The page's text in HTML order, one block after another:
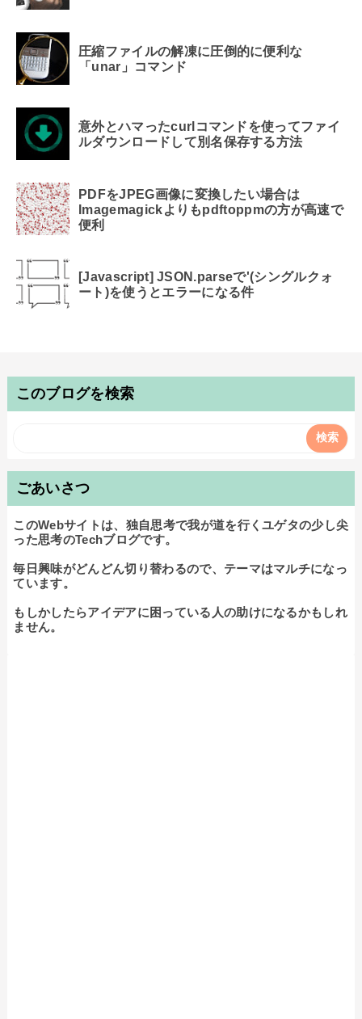
圧縮ファイルの解凍に圧倒的に便利な
「unar」コマンド
意外とハマったcurlコマンドを使ってファイ
ルダウンロードして別名保存する方法
PDFをJPEG画像に変換したい場合は
Imagemagickよりもpdftoppmの方が高速で
便利
[Javascript] JSON.parseで'(シングルクォ
ート)を使うとエラーになる件
このブログを検索
ごあいさつ
このWebサイトは、独自思考で我が道を行くユゲタの少し尖
った思考のTechブログです。
毎日興味がどんどん切り替わるので、テーマはマルチになっ
ています。
もしかしたらアイデアに困っている人の助けになるかもしれ
ません。